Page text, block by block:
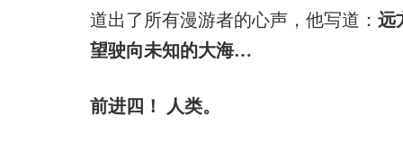
道出了所有漫游者的心声，他写道： 远
望驶向未知的大海…
前进四！ 人类。